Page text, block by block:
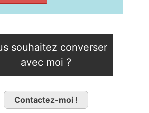
souhaitez converser
avec moi ?
Contactez-moi !